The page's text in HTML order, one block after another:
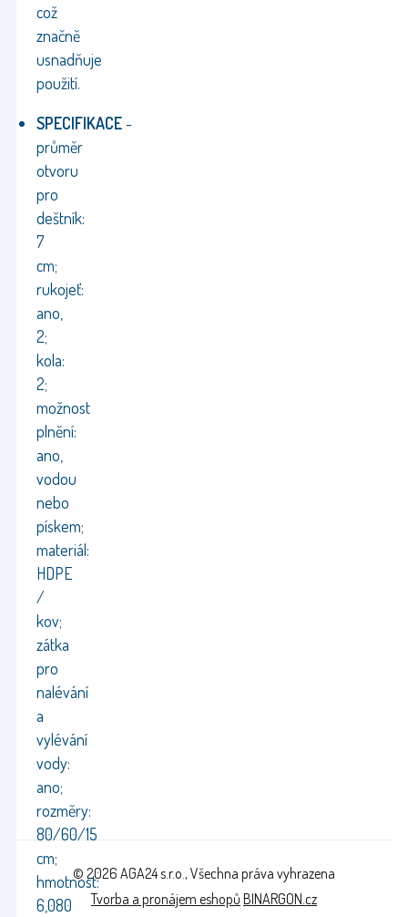
což
značně
usnadňuje
použití.
SPECIFIKACE-
průměr
otvoru
pro
deštník:
7
cm;
rukojeť:
ano,
2;
kola:
2;
možnost
plnění:
ano,
vodou
nebo
pískem;
materiál:
HDPE
/
kov;
zátka
pro
nalévání
a
vylévání
vody:
ano;
rozměry:
80/60/15
cm;
hmotnost:
6,080
© 2026 AGA24 s.r.o., Všechna práva vyhrazena
Tvorba a pronájem eshopů BINARGON.cz